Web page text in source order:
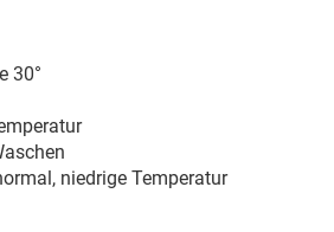
30°
niedrige Temperatur